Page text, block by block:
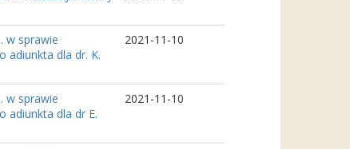
w sprawie
adiunkta dla dr. K.
2021-11-10
w sprawie
adiunkta dla dr E.
2021-11-10